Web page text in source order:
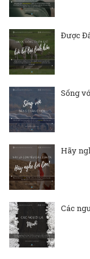
Được
Sống
Hãy
Các